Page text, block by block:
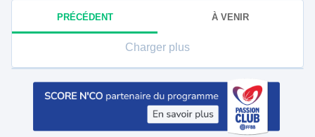
PRÉCÉDENT À VENIR
Charger plus